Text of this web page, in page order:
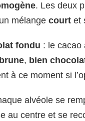
. Les deux
mélange court et
fondu : le cacao
brune, bien
à ce moment si
alvéole se
au centre et se